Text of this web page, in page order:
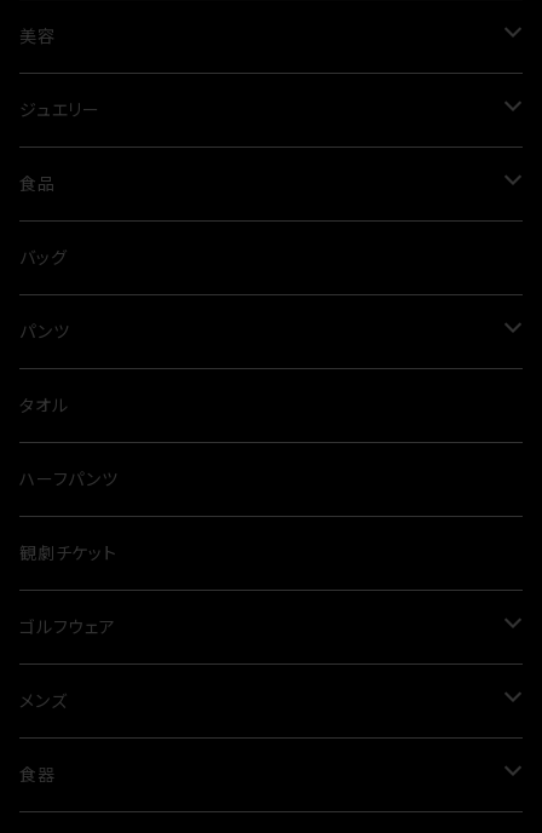
ワンピース
プリーツ
春夏
パンツ
オールシーズン
スカート
ブラウス
タンクトップ
サロペット
カットソー
カーディガン
プルオーバー
ニット
コート
美容
オイル
アルガンオイル
ジュエリー
シルバー
ネックレス
タイニーピン
食品
スパイス
出汁
とらふぐ
カレー
麺類
バッグ
パンツ
スウェット
裏毛
オールシーズン
タオル
ハーフパンツ
観劇チケット
ゴルフウェア
メンズ
レディース
メンズ
トップス
食器